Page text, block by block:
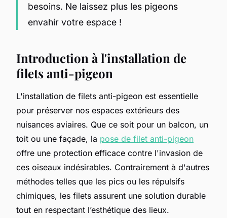
besoins. Ne laissez plus les pigeons
envahir votre espace !
Introduction à l'installation de
filets anti-pigeon
L'installation de filets anti-pigeon est essentielle
pour préserver nos espaces extérieurs des
nuisances aviaires. Que ce soit pour un balcon, un
toit ou une façade, la pose de filet anti-pigeon
offre une protection efficace contre l'invasion de
ces oiseaux indésirables. Contrairement à d'autres
méthodes telles que les pics ou les répulsifs
chimiques, les filets assurent une solution durable
tout en respectant l’esthétique des lieux.